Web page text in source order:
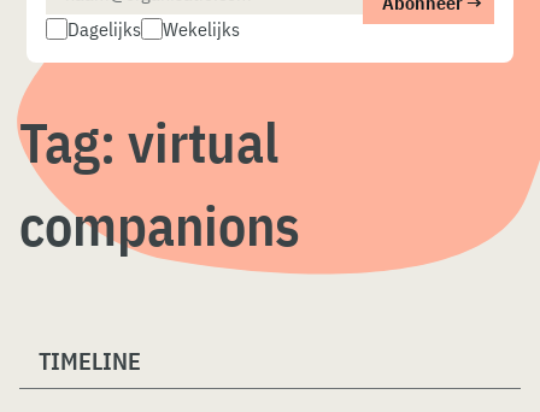
Dagelijks Wekelijks
Tag: virtual
companions
TIMELINE